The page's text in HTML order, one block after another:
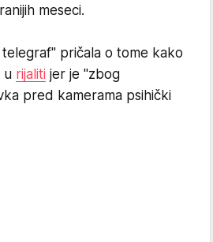
meseci.
telegraf" pričala o tome kako
u rijaliti jer je "zbog
pred kamerama psihički